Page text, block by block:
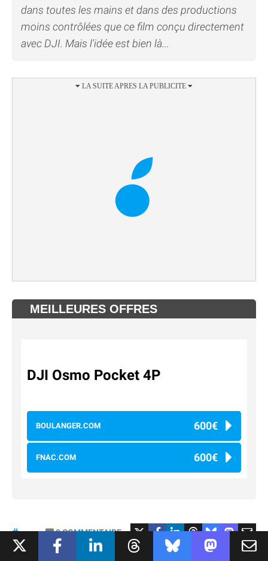
dans toutes les mains et dans des productions
moins contrôlées que ce film conçu directement
avec DJI. Mais l'idée est bien là...
MEILLEURES OFFRES
DJI Osmo Pocket 4P
BOULANGER.COM 600€
FNAC.COM 600€
#DJI #osmopocket4P
0COMMENTAIRE